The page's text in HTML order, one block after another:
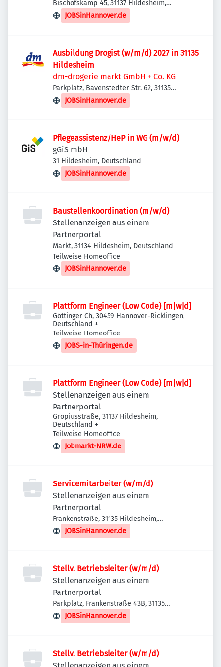
Bischofskamp 45, 31137 Hildesheim,
Deutschland
JOBSinHannover.de
Ausbildung Drogist (w/m/d) 2027 in 31135
Hildesheim
dm-drogerie markt GmbH + Co. KG
Parkplatz, Bavenstedter Str. 62, 31135
Hildesheim, Deutschland
JOBSinHannover.de
Pflegeassistenz/HeP in WG (m/w/d)
gGiS mbH
31 Hildesheim, Deutschland
JOBSinHannover.de
Baustellenkoordination (m/w/d)
Stellenanzeigen aus einem
Partnerportal
Markt, 31134 Hildesheim, Deutschland
Teilweise Homeoffice
JOBSinHannover.de
Plattform Engineer (Low Code) [m|w|d]
Göttinger Ch, 30459 Hannover-Ricklingen,
Deutschland +
Teilweise Homeoffice
JOBS-in-Thüringen.de
Plattform Engineer (Low Code) [m|w|d]
Stellenanzeigen aus einem
Partnerportal
Gropiusstraße, 31137 Hildesheim,
Deutschland +
Teilweise Homeoffice
Jobmarkt-NRW.de
Servicemitarbeiter (w/m/d)
Stellenanzeigen aus einem
Partnerportal
Frankenstraße, 31135 Hildesheim,
Deutschland
JOBSinHannover.de
Stellv. Betriebsleiter (w/m/d)
Stellenanzeigen aus einem
Partnerportal
Parkplatz, Frankenstraße 43B, 31135
Hildesheim, Deutschland
JOBSinHannover.de
Stellv. Betriebsleiter (w/m/d)